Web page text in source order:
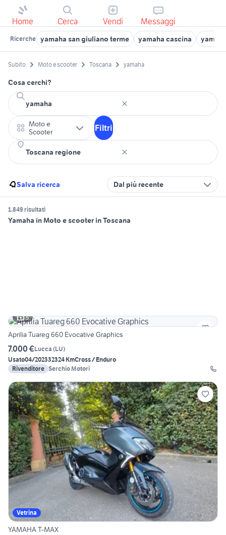
Home Cerca Vendi Messaggi
Ricerche yamaha san giuliano terme yamaha cascina
Subito Moto e scooter Toscana yamaha
Cosa cerchi?
Moto e
Scooter
Filtri
Salva ricerca Dal più recente
1.849 risultati
Yamaha in Moto e scooter in Toscana
5
Aprilia Tuareg 660 Evocative Graphics
7.000 €Lucca (LU)
Usato04/202332324 KmCross / Enduro
Rivenditore Serchio Motori
Vetrina
YAMAHA T-MAX